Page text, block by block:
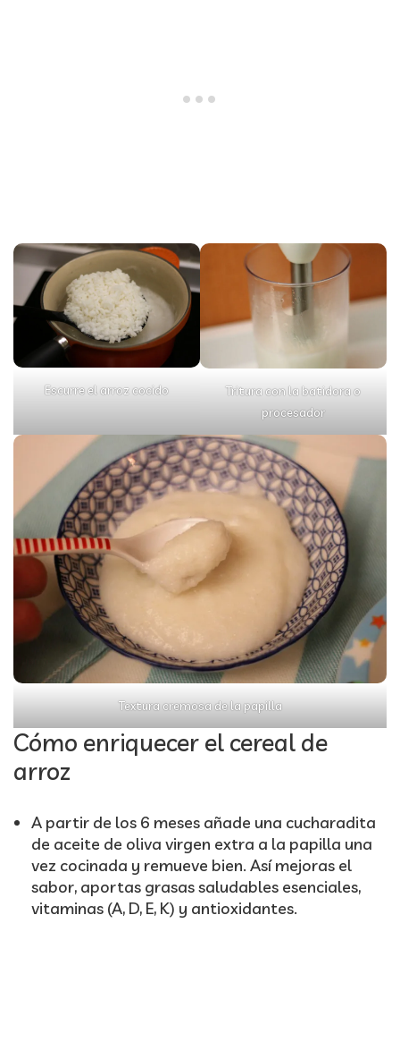
Escurre el arroz cocido
Tritura con la batidora o
procesador
Textura cremosa de la papilla
Cómo enriquecer el cereal de
arroz
A partir de los 6 meses añade una cucharadita
de aceite de oliva virgen extra a la papilla una
vez cocinada y remueve bien. Así mejoras el
sabor, aportas grasas saludables esenciales,
vitaminas (A, D, E, K) y antioxidantes.